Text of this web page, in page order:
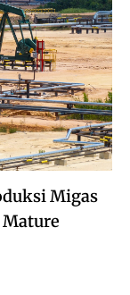
Migas